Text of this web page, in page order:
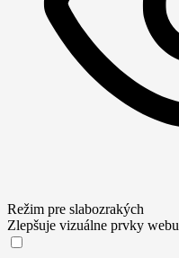
Režim pre slabozrakých
Zlepšuje vizuálne prvky webu